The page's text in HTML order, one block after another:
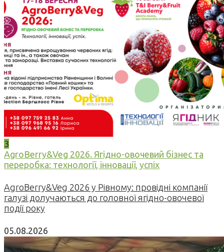
3
AgroBerry&Veg 2026. Ягідно-овочевий бізнес та
переробка: технології, інновації, успіх
AgroBerry&Veg 2026 у Рівному: провідні компанії
галузі долучаються до головної ягідно-овочевої
події року
05.08.2026